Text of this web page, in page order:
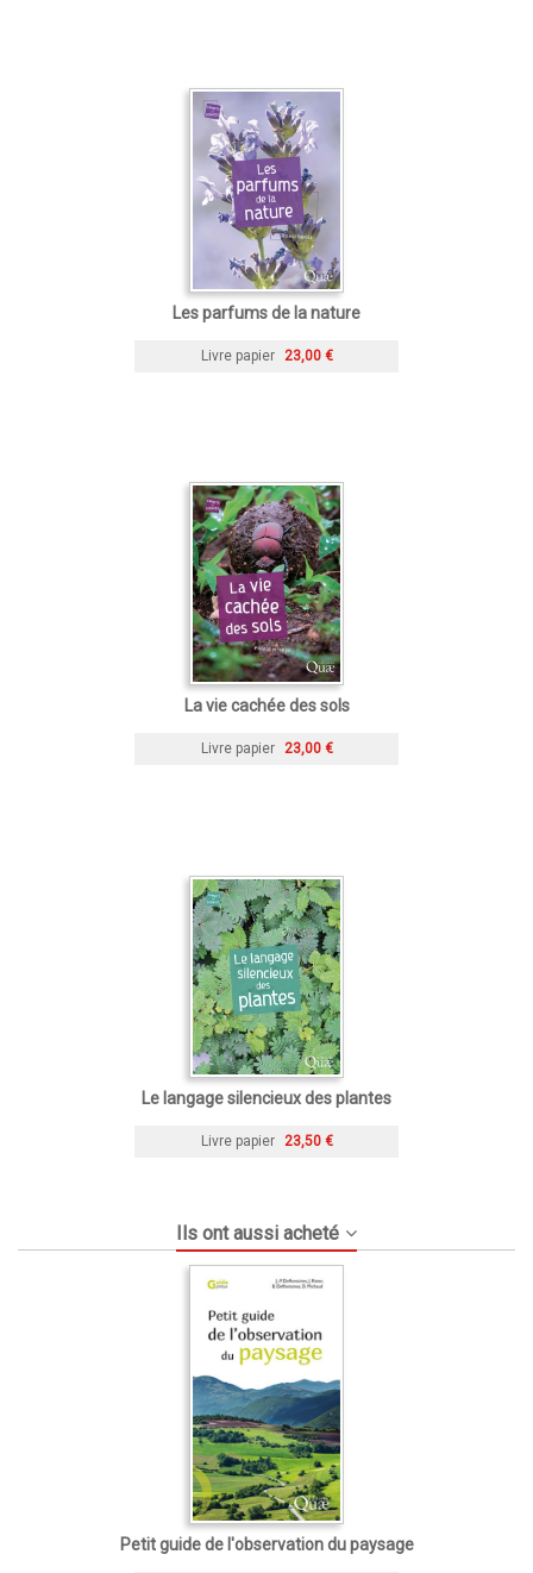
Les parfums de la nature
Livre papier 23,00 €
La vie cachée des sols
Livre papier 23,00 €
Le langage silencieux des plantes
Livre papier 23,50 €
Ils ont aussi acheté
Petit guide de l'observation du paysage